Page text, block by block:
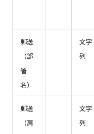
郵送
（部
署
名）
文字
列
郵送
（肩
文字
列